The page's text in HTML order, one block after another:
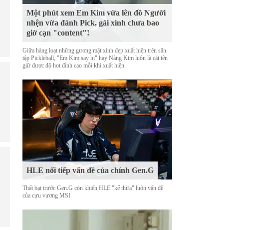
Một phút xem Em Kim vừa lên đồ Người
nhện vừa đánh Pick, gái xinh chưa bao
giờ cạn "content"!
Giữa hàng loạt những gương mặt xinh đẹp xuất hiện trên sân
tập Pickleball, "Em Kim say hi" hay Nàng Kim luôn là cái tên
giữ được độ hot đỉnh cao mỗi khi xuất hiện.
HLE nối tiếp vấn đề của chính Gen.G
Thất bại trước Gen.G còn khiến HLE "kế thừa" luôn vấn đề
của cựu vương MSI.